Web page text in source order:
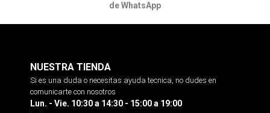
de WhatsApp
NUESTRA TIENDA
Si es una duda o necesitas ayuda tecnica, no dudes en
comunicarte con nosotros
Lun. - Vie. 10:30 a 14:30 - 15:00 a 19:00